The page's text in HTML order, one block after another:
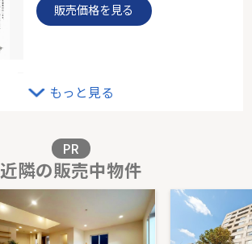
販売価格を見る
販売価格を見る
東急田園都市線「宮前平」新築戸建
-｜4LDK｜95.63㎡｜南
もっと見る
PR
近隣の販売中物件